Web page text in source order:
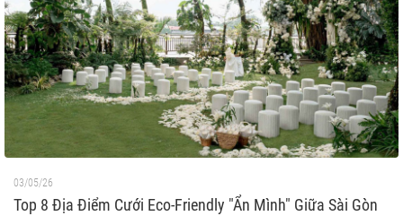
03/05/26
Top 8 Địa Điểm Cưới Eco-Friendly "Ẩn Mình" Giữa Sài Gòn